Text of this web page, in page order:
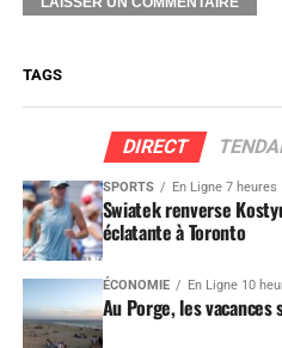
TAGS
DIRECT
SPORTS En Ligne 7 heures
Swiatek renverse
éclatante à Toronto
ÉCONOMIE En Ligne 10
Au Porge, les